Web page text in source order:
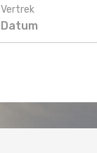
Vertrek
Datum